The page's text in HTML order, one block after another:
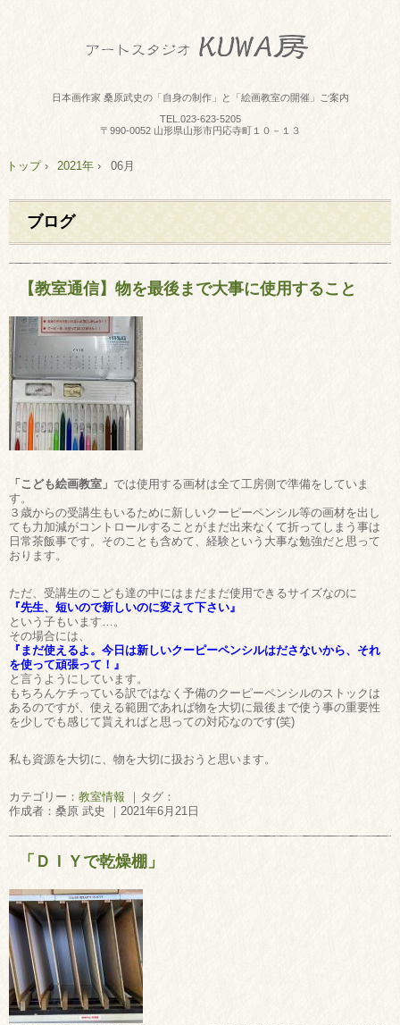
日本画作家 桑原武史の「自身の制作」と「絵画教室の開催」ご案内
TEL. 023-623-5205
〒990-0052 山形県山形市円応寺町１０－１３
トップ› 2021年 › 06月
ブログ
【教室通信】物を最後まで大事に使用すること
「こども絵画教室」 では使用する画材は全て工房側で準備をしていま
す。
３歳からの受講生もいるために新しいクーピーペンシル等の画材を出し
ても力加減がコントロールすることがまだ出来なくて折ってしまう事は
日常茶飯事です。そのことも含めて、経験という大事な勉強だと思って
おります。
ただ、受講生のこども達の中にはまだまだ使用できるサイズなのに
『先生、短いので新しいのに変えて下さい』
という子もいます…。
その場合には、
『まだ使えるよ。今日は新しいクーピーペンシルはださないから、それ
を使って頑張って！』
と言うようにしています。
もちろんケチっている訳ではなく予備のクーピーペンシルのストックは
あるのですが、使える範囲であれば物を大切に最後まで使う事の重要性
を少しでも感じて貰えればと思っての対応なのです(笑)
私も資源を大切に、物を大切に扱おうと思います。
カテゴリー： 教室情報 ｜タグ：
作成者：桑原 武史 ｜2021年6月21日
「ＤＩＹで乾燥棚」